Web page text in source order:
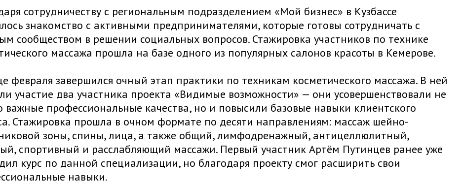
сотрудничеству с региональным подразделением «Мой бизнес» в Кузбассе
знакомство с активными предпринимателями, которые готовы сотрудничать с
сообществом в решении социальных вопросов. Стажировка участников по технике
массажа прошла на базе одного из популярных салонов красоты в Кемерове.
февраля завершился очный этап практики по техникам косметического массажа. В ней
участие два участника проекта «Видимые возможности» — они усовершенствовали не
важные профессиональные качества, но и повысили базовые навыки клиентского
Стажировка прошла в очном формате по десяти направлениям: массаж шейно-
зоны, спины, лица, а также общий, лимфодренажный, антицеллюлитный,
спортивный и расслабляющий массажи. Первый участник Артём Путинцев ранее уже
курс по данной специализации, но благодаря проекту смог расширить свои
навыки.